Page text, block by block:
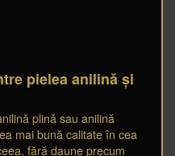
pielea anilină și
plină sau anilină
mai bună calitate în cea
fără daune precum